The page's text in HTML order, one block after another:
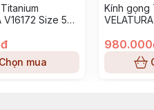
V16172 Size 52-
Chọn mua
Kính gọng